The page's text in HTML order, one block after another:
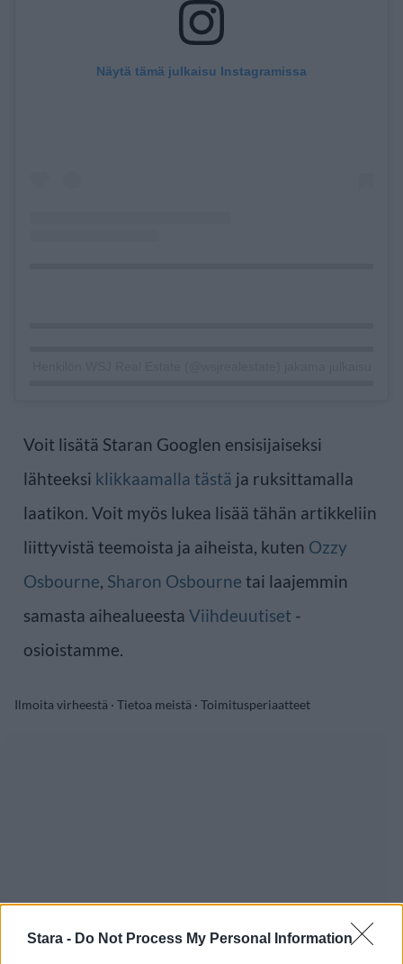
Stara - Do Not Process My Personal Information
Näytä tämä julkaisu Instagramissa
Voit lisätä Staran Googlen ensisijaiseksi
lähteeksi klikkaamalla tästä ja ruksittamalla
laatikon. Voit myös lukea lisää tähän artikkeliin
liittyvistä teemoista ja aiheista, kuten Ozzy
Osbourne, Sharon Osbourne tai laajemmin
samasta aihealueesta Viihdeuutiset -
osioistamme.
Ilmoita virheestä · Tietoa meistä · Toimitusperiaatteet